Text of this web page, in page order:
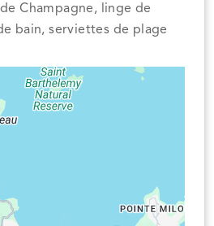
Champagne, linge de
bain, serviettes de plage